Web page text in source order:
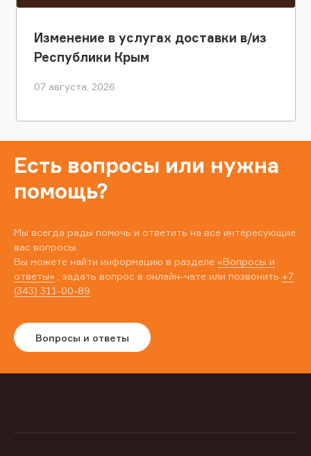
Изменение в услугах доставки в/из
Республики Крым
07 августа, 2026
Есть вопросы или нужна
помощь?
Мы всегда рады помочь и ответить на все интересующие
вас вопросы.
Вы можете найти информацию в разделе «Вопросы и
ответы» , задать вопрос в онлайн-чате или позвонить +7
(343) 311-00-89
Вопросы и ответы